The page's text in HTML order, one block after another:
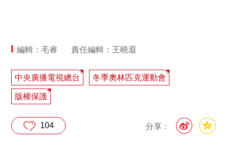
編輯：毛睿 責任編輯：王曉遐
中央廣播電視總台 冬季奧林匹克運動會
版權保護
分享：
104